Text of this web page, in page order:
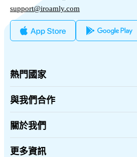
support@iroamly.com
熱門國家
美國
英國
土耳其
泰國
日本
義大利
與我們合作
批發平台
推薦及賺取
聯盟計劃
關於我們
關於iRoamly
聯絡我們
更多資訊